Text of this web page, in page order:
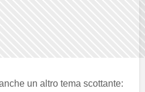
un altro tema scottante: